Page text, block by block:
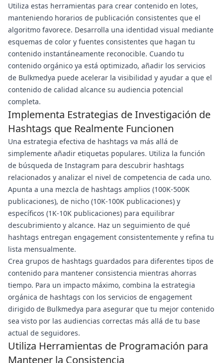
Utiliza estas herramientas para crear contenido en lotes,
manteniendo horarios de publicación consistentes que el
algoritmo favorece. Desarrolla una identidad visual mediante
esquemas de color y fuentes consistentes que hagan tu
contenido instantáneamente reconocible. Cuando tu
contenido orgánico ya está optimizado, añadir los servicios
de Bulkmedya puede acelerar la visibilidad y ayudar a que el
contenido de calidad alcance su audiencia potencial
completa.
Implementa Estrategias de Investigación de
Hashtags que Realmente Funcionen
Una estrategia efectiva de hashtags va más allá de
simplemente añadir etiquetas populares. Utiliza la función
de búsqueda de Instagram para descubrir hashtags
relacionados y analizar el nivel de competencia de cada uno.
Apunta a una mezcla de hashtags amplios (100K-500K
publicaciones), de nicho (10K-100K publicaciones) y
específicos (1K-10K publicaciones) para equilibrar
descubrimiento y alcance. Haz un seguimiento de qué
hashtags entregan engagement consistentemente y refina tu
lista mensualmente.
Crea grupos de hashtags guardados para diferentes tipos de
contenido para mantener consistencia mientras ahorras
tiempo. Para un impacto máximo, combina la estrategia
orgánica de hashtags con los servicios de engagement
dirigido de Bulkmedya para asegurar que tu mejor contenido
sea visto por las audiencias correctas más allá de tu base
actual de seguidores.
Utiliza Herramientas de Programación para
Mantener la Consistencia